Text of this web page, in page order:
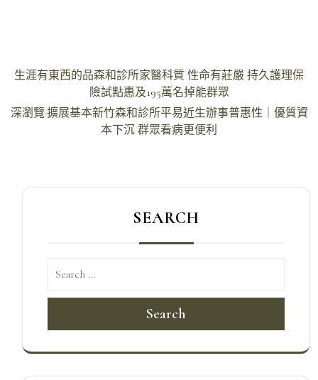
文
導
生涯有東西的品森和診所家醫科質 性命有莊嚴 持久護理保
險試點惠及195萬名掉能群眾
深瀏覽·擴展基本新竹森和診所平易近生辦事普惠性｜優質資
本下沉 群眾看病更便利
SEARCH
Search